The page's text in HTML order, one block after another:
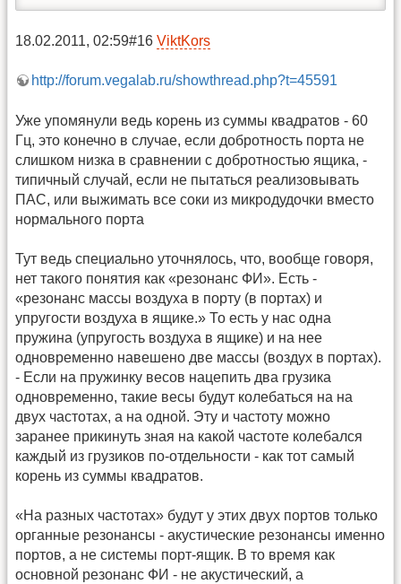
18.02.2011, 02:59#16 ViktKors
http://forum.vegalab.ru/showthread.php?t=45591
Уже упомянули ведь корень из суммы квадратов - 60
Гц, это конечно в случае, если добротность порта не
слишком низка в сравнении с добротностью ящика, -
типичный случай, если не пытаться реализовывать
ПАС, или выжимать все соки из микродудочки вместо
нормального порта
Тут ведь специально уточнялось, что, вообще говоря,
нет такого понятия как «резонанс ФИ». Есть -
«резонанс массы воздуха в порту (в портах) и
упругости воздуха в ящике.» То есть у нас одна
пружина (упругость воздуха в ящике) и на нее
одновременно навешено две массы (воздух в портах).
- Если на пружинку весов нацепить два грузика
одновременно, такие весы будут колебаться на на
двух частотах, а на одной. Эту и частоту можно
заранее прикинуть зная на какой частоте колебался
каждый из грузиков по-отдельности - как тот самый
корень из суммы квадратов.
«На разных частотах» будут у этих двух портов только
органные резонансы - акустические резонансы именно
портов, а не системы порт-ящик. В то время как
основной резонанс ФИ - не акустический, а